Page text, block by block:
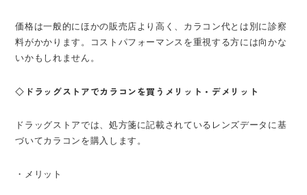
価格は一般的にほかの販売店より高く、カラコン代とは別に診察
料がかかります。コストパフォーマンスを重視する方には向かな
いかもしれません。
◇ドラッグストアでカラコンを買うメリット・デメリット
ドラッグストアでは、処方箋に記載されているレンズデータに基
づいてカラコンを購入します。
・メリット